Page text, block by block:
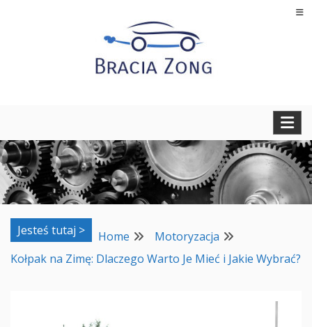
Jesteś tutaj > Home
Motoryzacja
Kołpak na Zimę: Dlaczego Warto Je Mieć i Jakie Wybrać?